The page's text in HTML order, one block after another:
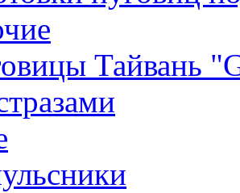
Тайвань